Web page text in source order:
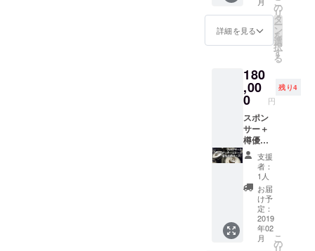
は、本
名かハ
ンドル
ネーム
をお選
だけま
す。ま
たどち
らも掲
載しな
いこと
も可能
です。
クレ
ジット
につい
ては
ファン
ディン
グ終了
後にあ
ます
（バ
ナー掲
載およ
びリン
載後１
年間と
致しま
す） ◎
藤浦一
理氏仕
込み
ビール
を初来
店時に
お一人
様1杯進
呈！
（合計
２名様
分ま
リジナ
ル銘柄
で店頭
へ！
◎Snar
Liquidw
orks定
番ビー
ルか
ら、樽
単位に
て店舗
オリジ
ナル銘
柄とし
て優先
的に出
荷致し
ます。
（樽サ
イズ
詳細を見る
の
リ
タ
ー
ン
を
選
択
す
る
180
,00
0 円
残り4
スポン
サー＋
樽優先
出荷
コース
（お得
なリ
ターン
複合
コース
です）
あなた
支援
者：
1人
お届
け予
定：
2019
年02
月
こ
の